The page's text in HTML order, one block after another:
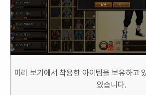
미리 보기에서 착용한 아이템을 보유하고
있습니다.